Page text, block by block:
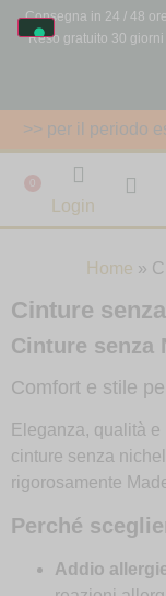
Consegna in 24 / 48 ore
Reso gratuito 30 giorni
>> per il periodo
Login
Home »
Cinture
Cinture senza
Comfort e stile
Eleganza, qualità
cinture senza
rigorosamente
Perché
Addio